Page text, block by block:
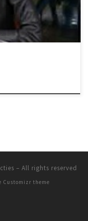
– All rights reserved
Customizr theme